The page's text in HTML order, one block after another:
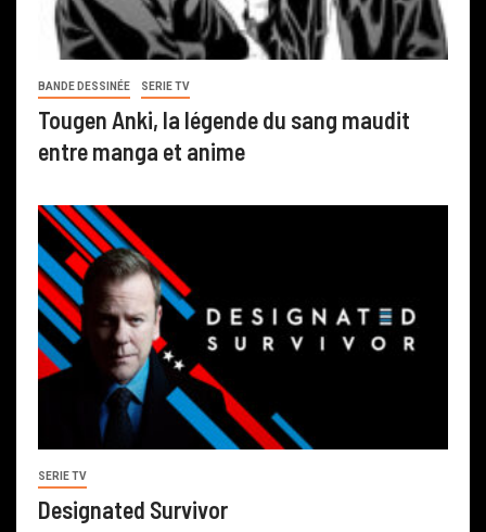
BANDE DESSINÉE SERIE TV
Tougen Anki, la légende du sang maudit
entre manga et anime
SERIE TV
Designated Survivor